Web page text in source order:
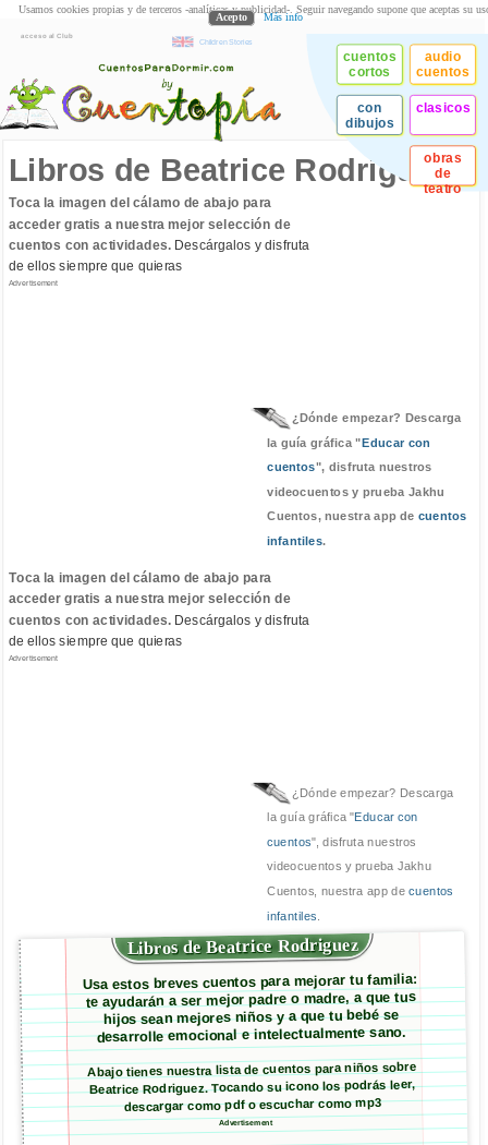
acceso al Club
Children Stories
cuentos
cortos
audio
cuentos
con
dibujos
clasicos
obras
de
teatro
Libros de Beatrice Rodriguez
Toca la imagen del cálamo de abajo para
acceder gratis a nuestra mejor selección de
cuentos con actividades.Descárgalos y disfruta
de ellos siempre que quieras
Advertisement
¿Dónde empezar? Descarga
la guía gráfica "Educar con
cuentos", disfruta nuestros
videocuentos y prueba Jakhu
Cuentos, nuestra app de cuentos
infantiles.
Toca la imagen del cálamo de abajo para
acceder gratis a nuestra mejor selección de
cuentos con actividades.Descárgalos y disfruta
de ellos siempre que quieras
Advertisement
¿Dónde empezar? Descarga
la guía gráfica "Educar con
cuentos", disfruta nuestros
videocuentos y prueba Jakhu
Cuentos, nuestra app decuentos
infantiles
Libros de Beatrice Rodriguez
Usa estos breves cuentos para mejorar tu familia:
te ayudarán a ser mejor padre o madre, a que tus
hijos sean mejores niños y a que tu bebé se
desarrolle emocional e intelectualmente sano.
Abajo tienes nuestra lista de cuentos para niños sobre
Beatrice Rodriguez. Tocando su icono los podrás leer,
descargar como pdf o escuchar como mp3
Advertisement
Usamos cookies propias y de terceros -analíticas y publicidad-. Seguir navegando supone que aceptas su
Acepto Más info